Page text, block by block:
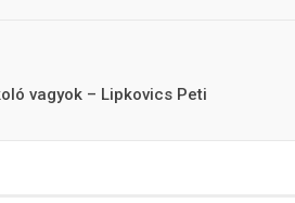
vagyok – Lipkovics Peti